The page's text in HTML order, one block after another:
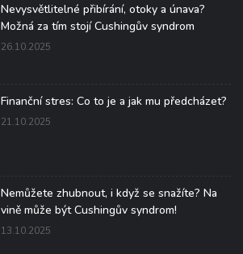
Nevysvětlitelné přibírání, otoky a únava?
Možná za tím stojí Cushingův syndrom
26.10.2025
Finanční stres: Co to je a jak mu předcházet?
21.10.2025
Nemůžete zhubnout, i když se snažíte? Na
vině může být Cushingův syndrom!
13.10.2025